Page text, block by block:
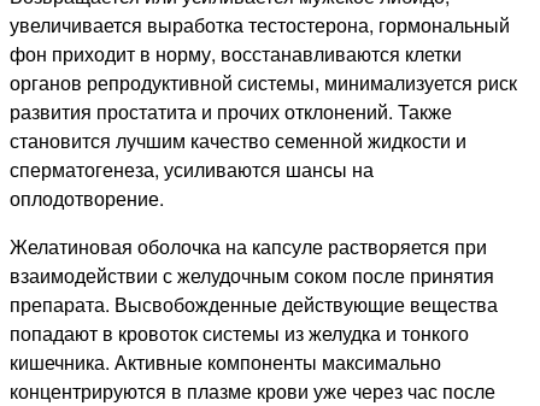
увеличивается выработка тестостерона, гормональный
фон приходит в норму, восстанавливаются клетки
органов репродуктивной системы, минимализуется риск
развития простатита и прочих отклонений. Также
становится лучшим качество семенной жидкости и
сперматогенеза, усиливаются шансы на
оплодотворение.
Желатиновая оболочка на капсуле растворяется при
взаимодействии с желудочным соком после принятия
препарата. Высвобожденные действующие вещества
попадают в кровоток системы из желудка и тонкого
кишечника. Активные компоненты максимально
концентрируются в плазме крови уже через час после